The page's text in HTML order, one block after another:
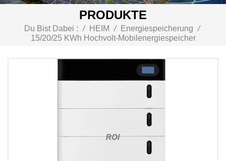
PRODUKTE
Du Bist Dabei : / HEIM / Energiespeicherung /
15/20/25 KWh Hochvolt-Mobilenergiespeicher